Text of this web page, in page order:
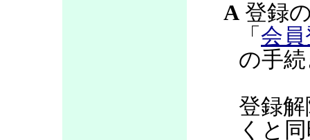
A 登録
「 会
の手
登録
くと